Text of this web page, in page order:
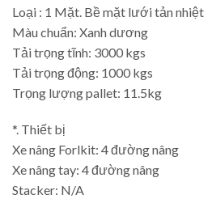
Loại : 1 Mặt. Bề mặt lưới tản nhiệt
Màu chuẩn: Xanh dương
Tải trọng tĩnh: 3000 kgs
Tải trọng động: 1000 kgs
Trọng lượng pallet: 11.5kg
*. Thiết bị
Xe nâng Forlkit: 4 đường nâng
Xe nâng tay: 4 đường nâng
Stacker: N/A